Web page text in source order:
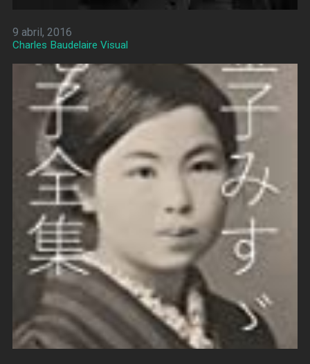
9 abril, 2016
Charles Baudelaire Visual